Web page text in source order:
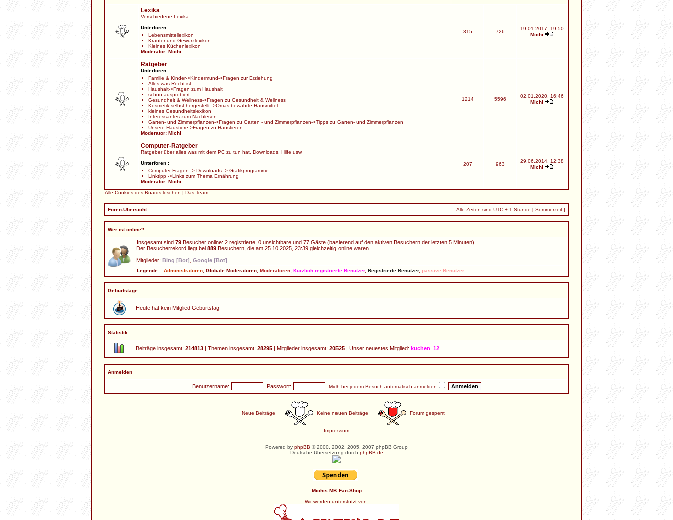
Lexika
Verschiedene Lexika
Unterforen :
Lebensmittellexikon
Kräuter und Gewürzlexikon
Kleines Küchenlexikon
Moderator: Michi
315 726
19.01.2017, 19:50
Michi
Ratgeber
Unterforen :
Familie & Kinder->Kindermund->Fragen zur Erziehung
Alles was Recht ist..
Haushalt->Fragen zum Haushalt
schon ausprobiert
Gesundheit & Wellness->Fragen zu Gesundheit & Wellness
Kosmetik selbst hergestellt ->Omas bewährte Hausmittel
kleines Gesundheitslexikon
Interessantes zum Nachlesen
Garten- und Zimmerpflanzen->Fragen zu Garten - und Zimmerpflanzen->Tipps zu Garten- und Zimmerpflanzen
Unsere Haustiere->Fragen zu Haustieren
Moderator: Michi
1214 5596
02.01.2020, 16:46
Michi
Computer-Ratgeber
Ratgeber über alles was mit dem PC zu tun hat, Downloads, Hilfe usw.
Unterforen :
Computer-Fragen -> Downloads -> Grafikprogramme
Linktipp ->Links zum Thema Ernährung
Moderator: Michi
207 963
29.06.2014, 12:38
Michi
Alle Cookies des Boards löschen | Das Team
Foren-Übersicht Alle Zeiten sind UTC + 1 Stunde [ Sommerzeit ]
Wer ist online?
Insgesamt sind 79 Besucher online: 2 registrierte, 0 unsichtbare und 77 Gäste (basierend auf den aktiven Besuchern der letzten 5 Minuten)
Der Besucherrekord liegt bei 889 Besuchern, die am 25.10.2025, 23:39 gleichzeitig online waren.
Mitglieder: Bing [Bot] Google [Bot]
Legende :: Administratoren Globale Moderatoren Moderatoren Kürzlich registrierte Benutzer, Registrierte Benutzer, passive Benutzer
Geburtstage
Heute hat kein Mitglied Geburtstag
Statistik
Beiträge insgesamt: 214813 | Themen insgesamt: 28295 | Mitglieder insgesamt: 20525 | Unser neuestes Mitglied: kuchen_12
Anmelden
Benutzername: Passwort: Mich bei jedem Besuch automatisch anmelden
Neue Beiträge Keine neuen Beiträge Forum gesperrt
Impressum
Powered by phpBB © 2000, 2002, 2005, 2007 phpBB Group
Deutsche Übersetzung durch phpBB.de
Michis MB Fan-Shop
Wir werden unterstützt von: